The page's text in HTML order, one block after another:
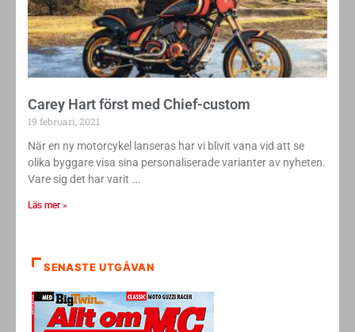
Carey Hart först med Chief-custom
19 februari, 2021
När en ny motorcykel lanseras har vi blivit vana vid att se
olika byggare visa sina personaliserade varianter av nyheten.
Vare sig det har varit
Läs mer »
SENASTE UTGÅVAN